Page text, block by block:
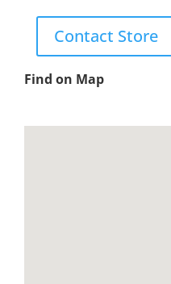
Contact Store
Find on Map